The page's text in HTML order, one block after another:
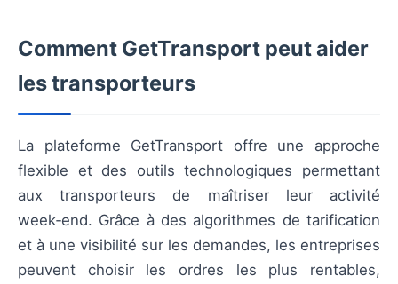
Comment GetTransport peut aider
les transporteurs
La plateforme GetTransport offre une approche
flexible et des outils technologiques permettant
aux transporteurs de maîtriser leur activité
week‑end. Grâce à des algorithmes de tarification
et à une visibilité sur les demandes, les entreprises
peuvent choisir les ordres les plus rentables,